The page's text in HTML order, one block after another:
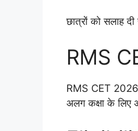
छात्रों को सलाह
RMS
RMS CET
अलग कक्षा के लिए